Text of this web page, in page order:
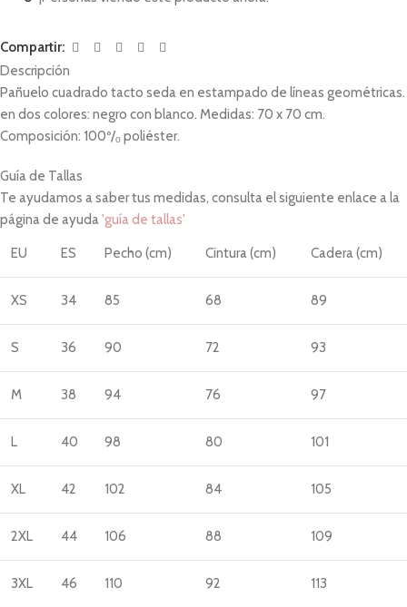
Compartir:
Descripción
Pañuelo cuadrado tacto seda en estampado de líneas geométricas.
en dos colores: negro con blanco. Medidas: 70 x 70 cm.
Composición: 100º/ₒ poliéster.
Guía de Tallas
Te ayudamos a saber tus medidas, consulta el siguiente enlace a la
página de ayuda'guía de tallas'
EU ES Pecho (cm) Cintura (cm) Cadera (cm)
XS 34 85 68 89
S 36 90 72 93
M 38 94 76 97
L 40 98 80 101
XL 42 102 84 105
2XL 44 106 88 109
3XL 46 110 92 113